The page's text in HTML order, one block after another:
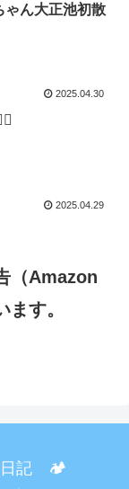
ゃん大正池初散
2025.04.30
2025.04.29
（Amazon
す。
日記 🏕️